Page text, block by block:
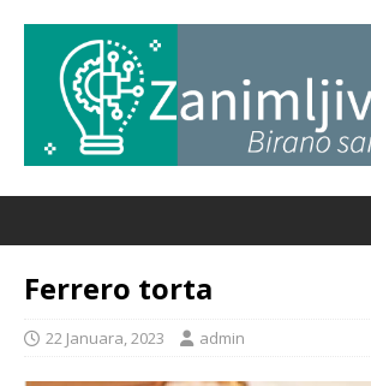
Ferrero torta
22 Januara, 2023 admin